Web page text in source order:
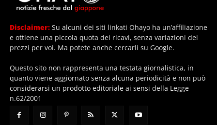
Disclaimer: Su alcuni dei siti linkati Ohayo ha un’affiliazione
e ottiene una piccola quota dei ricavi, senza variazioni dei
prezzi per voi. Ma potete anche cercarli su Google.
Questo sito non rappresenta una testata giornalistica, in
quanto viene aggiornato senza alcuna periodicità e non può
considerarsi un prodotto editoriale ai sensi della Legge
n.62/2001